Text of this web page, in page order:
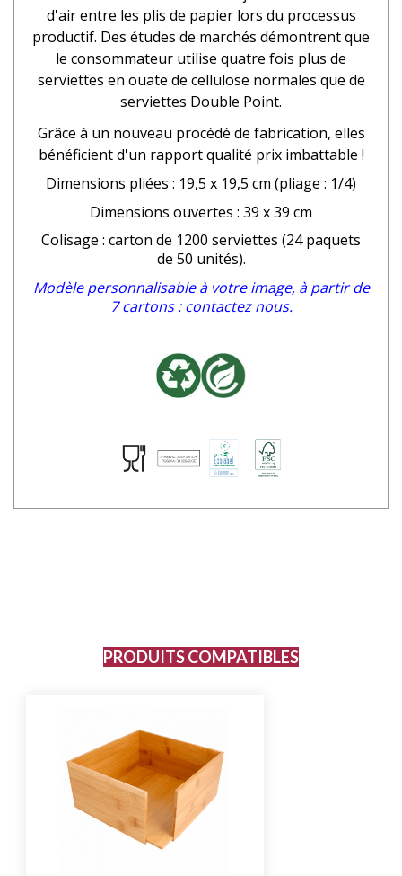
d'air entre les plis de papier lors du processus
productif. Des études de marchés démontrent que
le consommateur utilise quatre fois plus de
serviettes en ouate de cellulose normales que de
serviettes Double Point.
Grâce à un nouveau procédé de fabrication, elles
bénéficient d'un rapport qualité prix imbattable !
Dimensions pliées : 19,5 x 19,5 cm (pliage : 1/4)
Dimensions ouvertes : 39 x 39 cm
Colisage : carton de 1200 serviettes (24 paquets
de 50 unités).
Modèle personnalisable à votre image, à partir de
7 cartons : contactez nous.
PRODUITS COMPATIBLES